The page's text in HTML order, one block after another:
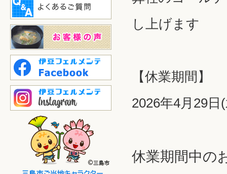
し上げます
【休業期間】
2026年4月29
休業期間中の